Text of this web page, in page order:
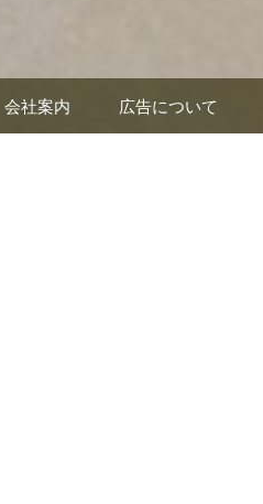
会社案内 広告について